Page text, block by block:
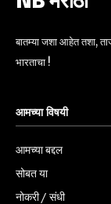
बातम्या जशा आहेत तशा,
भारताचा !
आमच्या विषयी
आमच्या बद्दल
सोबत या
नोकरी / संधी